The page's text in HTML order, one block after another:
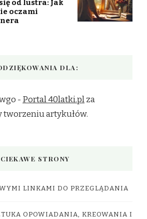
od lustra: Jak
oczami
DLA:
- Portal 40latki.plza
tworzeniu artykułów.
CIEKAWE STRONY
LINKAMI DO PRZEGLĄDANIA
OPOWIADANIA, KREOWANIA I